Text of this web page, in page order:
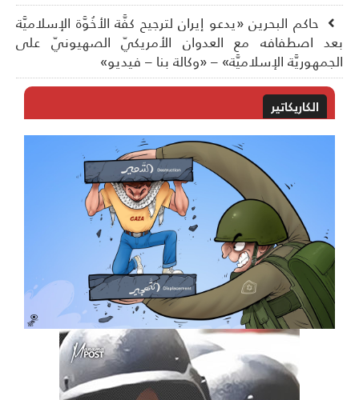
حاكم البحرين «يدعو إيران لترجيح كفَّة الأخُوَّة الإسلاميَّة
اصطفافه مع العدوان الأمريكيّ الصهيونيّ على
الإسلاميَّة» – «وكالة بنا – فيديو»
الكاريكاتير